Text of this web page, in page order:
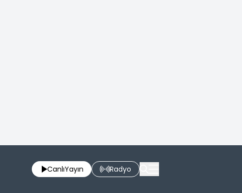
CanlıYayın Radyo